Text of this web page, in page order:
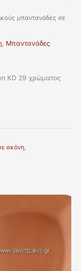
μπαντανάδες σε
, Μπαντανάδες
KD 29 χρώματος
σκόνη,